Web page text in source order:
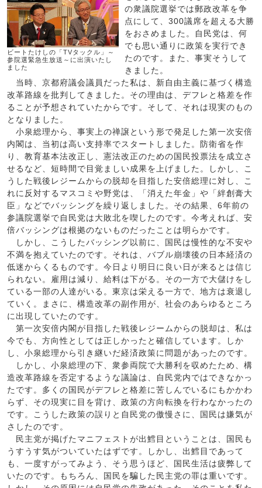
ビートたけしの「TVタックル」～
参院選緊急生放送～に出演いたし
ました
の衆議院選挙では郵政改革を争
点にして、300議席を超える大勝
をおさめました。自民党は、何
でも思い通りに政策を実行でき
たのです。また、事実そうして
きました。
当時、京都府議会議員だった私は、新自由主義に基づく構造
改革路線を批判してきました。その理由は、デフレと格差を作
ることが予想されていたからです。そして、それは現実のもの
となりました。
小泉総理から、事実上の禅譲という形で発足した第一次安倍
内閣は、当初は高い支持率でスタートしました。防衛省を作
り、教育基本法改正し、憲法改正のための国民投票法を成立さ
せるなど、短時間で目覚ましい成果を上げました。しかし、こ
うした戦後レジームからの脱却を目指した安倍総理に対し、こ
れに反対するマスコミや野党は、「消えた年金」や「絆創膏大
臣」などでバッシングを繰り返しました。その結果、6年前の
参議院選挙で自民党は大敗北を喫したのです。今考えれば、安
倍バッシングは根拠のないものだったことは明らかです。
しかし、こうしたバッシング以前に、国民は慢性的な不安や
不満を抱えていたのです。それは、バブル崩壊後の日本経済の
低迷からくるものです。今日より明日に良い日が来るとは信じ
られない。雇用は減り、給料は下がる。その一方で大儲けをし
ている一部の人達がいる。東京は栄える一方で、地方は衰退し
ていく。まさに、構造改革の副作用が、社会のあらゆるところ
に出現していたのです。
第一次安倍内閣が目指した戦後レジームからの脱却は、私は
今でも、方向性としては正しかったと確信しています。しか
し、小泉総理から引き継いだ経済政策に問題があったのです。
しかし、小泉総理の下、衆参両院で大勝利を収めたため、構
造改革路線を否定するような議論は、自民党内ではできなかっ
たです。多くの国民がデフレと格差に苦しんでいるにもかかわ
らず、その現実に目を背け、政策の方向転換を行わなかったの
です。こうした政策の誤りと自民党の傲慢さに、国民は嫌気が
さしたのです。
民主党が掲げたマニフェストが出鱈目ということは、国民も
うすうす気がついていたはずです。しかし、出鱈目であって
も、一度すがってみよう、そう思うほど、国民生活は疲弊して
いたのです。もちろん、国民を騙した民主党の罪は重いです。